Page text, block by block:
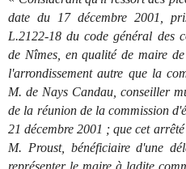
date du 17 décembre 2001,
L.2122-18 du code général des
de Nîmes, en qualité de maire
l'arrondissement autre que la
M. de Nays Candau, conseiller
de la réunion de la commission
21 décembre 2001 ; que cet
M. Proust, bénéficiaire d'une
représenter le maire à ladite